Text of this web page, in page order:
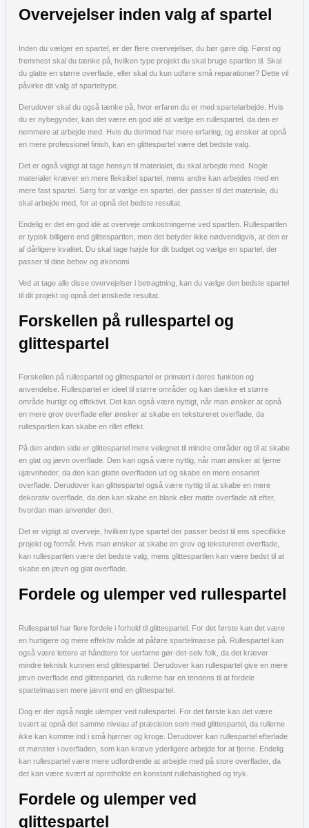
Overvejelser inden valg af spartel
Inden du vælger en spartel, er der flere overvejelser, du bør gøre dig. Først og
fremmest skal du tænke på, hvilken type projekt du skal bruge spartlen til. Skal
du glatte en større overflade, eller skal du kun udføre små reparationer? Dette vil
påvirke dit valg af sparteltype.
Derudover skal du også tænke på, hvor erfaren du er med spartelarbejde. Hvis
du er nybegynder, kan det være en god idé at vælge en rullespartel, da den er
nemmere at arbejde med. Hvis du derimod har mere erfaring, og ønsker at opnå
en mere professionel finish, kan en glittespartel være det bedste valg.
Det er også vigtigt at tage hensyn til materialet, du skal arbejde med. Nogle
materialer kræver en mere fleksibel spartel, mens andre kan arbejdes med en
mere fast spartel. Sørg for at vælge en spartel, der passer til det materiale, du
skal arbejde med, for at opnå det bedste resultat.
Endelig er det en god idé at overveje omkostningerne ved spartlen. Rullespartlen
er typisk billigere end glittespartlen, men det betyder ikke nødvendigvis, at den er
af dårligere kvalitet. Du skal tage højde for dit budget og vælge en spartel, der
passer til dine behov og økonomi.
Ved at tage alle disse overvejelser i betragtning, kan du vælge den bedste spartel
til dit projekt og opnå det ønskede resultat.
Forskellen på rullespartel og
glittespartel
Forskellen på rullespartel og glittespartel er primært i deres funktion og
anvendelse. Rullespartel er ideel til større områder og kan dække et større
område hurtigt og effektivt. Det kan også være nyttigt, når man ønsker at opnå
en mere grov overflade eller ønsker at skabe en tekstureret overflade, da
rullespartlen kan skabe en rillet effekt.
På den anden side er glittespartel mere velegnet til mindre områder og til at skabe
en glat og jævn overflade. Den kan også være nyttig, når man ønsker at fjerne
ujævnheder, da den kan glatte overfladen ud og skabe en mere ensartet
overflade. Derudover kan glittespartel også være nyttig til at skabe en mere
dekorativ overflade, da den kan skabe en blank eller matte overflade alt efter,
hvordan man anvender den.
Det er vigtigt at overveje, hvilken type spartel der passer bedst til ens specifikke
projekt og formål. Hvis man ønsker at skabe en grov og tekstureret overflade,
kan rullespartlen være det bedste valg, mens glittespartlen kan være bedst til at
skabe en jævn og glat overflade.
Fordele og ulemper ved rullespartel
Rullespartel har flere fordele i forhold til glittespartel. For det første kan det være
en hurtigere og mere effektiv måde at påføre spartelmasse på. Rullespartel kan
også være lettere at håndtere for uerfarne gør-det-selv folk, da det kræver
mindre teknisk kunnen end glittespartel. Derudover kan rullespartel give en mere
jævn overflade end glittespartel, da rullerne har en tendens til at fordele
spartelmassen mere jævnt end en glittespartel.
Dog er der også nogle ulemper ved rullespartel. For det første kan det være
svært at opnå det samme niveau af præcision som med glittespartel, da rullerne
ikke kan komme ind i små hjørner og kroge. Derudover kan rullespartel efterlade
et mønster i overfladen, som kan kræve yderligere arbejde for at fjerne. Endelig
kan rullespartel være mere udfordrende at arbejde med på store overflader, da
det kan være svært at opretholde en konstant rullehastighed og tryk.
Fordele og ulemper ved
glittespartel